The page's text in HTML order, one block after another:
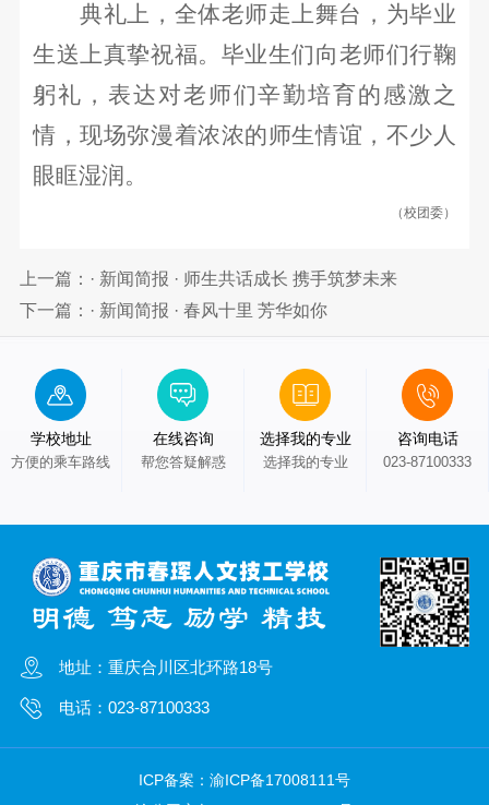
典礼上，全体老师走上舞台，为毕业
生送上真挚祝福。毕业生们向老师们行鞠
躬礼，表达对老师们辛勤培育的感激之
情，现场弥漫着浓浓的师生情谊，不少人
眼眶湿润。
（校团委）
上一篇：· 新闻简报 · 师生共话成长 携手筑梦未来
下一篇：· 新闻简报 · 春风十里 芳华如你
学校地址
方便的乘车路线
在线咨询
帮您答疑解惑
选择我的专业
选择我的专业
咨询电话
023-87100333
地址：重庆合川区北环路18号
电话：023-87100333
ICP备案： 渝ICP备17008111号